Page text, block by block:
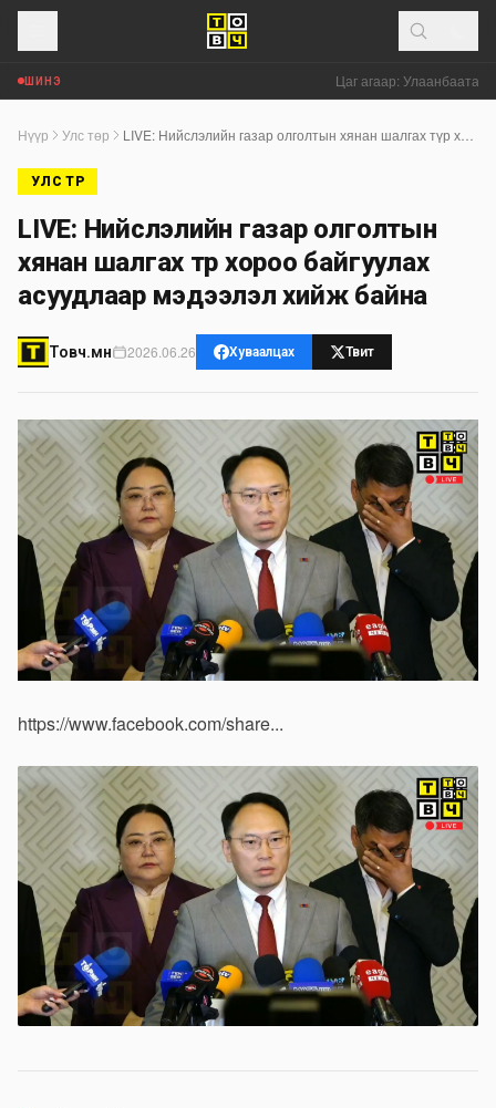
ШИНЭ Цаг агаар: Улаанбаатар
Нүүр Улс төр
УЛС ТӨР
LIVE: Нийслэлийн газар олголтын
хянан шалгах түр хороо байгуулах
асуудлаар мэдээлэл хийж байна
Товч.мн 2026.06.26 Хуваалцах Твит
https://www.facebook.com/share...